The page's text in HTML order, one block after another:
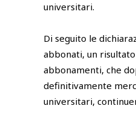
universitari.
Di seguito le
abbonati, un
abbonamenti, che
definitivamente
universitari,